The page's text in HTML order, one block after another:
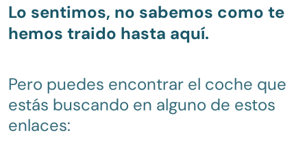
Lo sentimos, no sabemos como te
hemos traido hasta aquí.
Pero puedes encontrar el coche que
estás buscando en alguno de estos
enlaces: